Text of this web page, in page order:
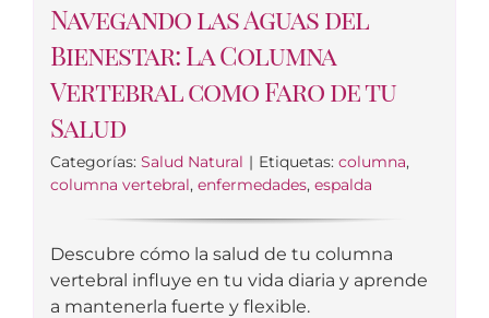
Navegando las Aguas del
Bienestar: La Columna
Vertebral como Faro de tu
Salud
Categorías: Salud Natural | Etiquetas: columna,
columna vertebral, enfermedades, espalda
Descubre cómo la salud de tu columna
vertebral influye en tu vida diaria y aprende
a mantenerla fuerte y flexible.